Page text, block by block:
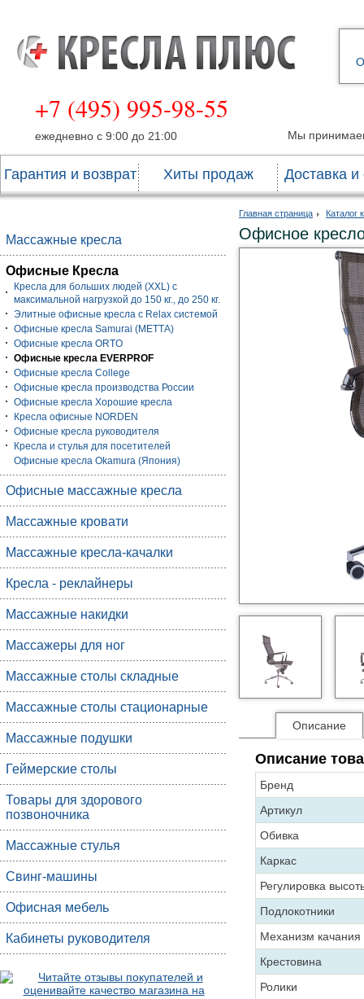
+7 (495) 995-98-55
ежедневно с 9:00 до 21:00 Мы
Гарантия и возврат Хиты продаж Доставка и
Массажные кресла
Офисные Кресла
Кресла для больших людей (XXL) с
максимальной нагрузкой до 150 кг., до 250 кг.
Элитные офисные кресла с Relax системой
Офисные кресла Samurai (МЕТТА)
Офисные кресла ORTO
Офисные кресла EVERPROF
Офисные кресла College
Офисные кресла производства России
Офисные кресла Хорошие кресла
Кресла офисные NORDEN
Офисные кресла руководителя
Кресла и стулья для посетителей
Офисные кресла Okamura (Япония)
Офисные массажные кресла
Массажные кровати
Массажные кресла-качалки
Кресла - реклайнеры
Массажные накидки
Массажеры для ног
Массажные столы складные
Массажные столы стационарные
Массажные подушки
Геймерские столы
Товары для здорового
позвоночника
Массажные стулья
Свинг-машины
Офисная мебель
Кабинеты руководителя
Главная страница Каталог
Офисное
Описание
Описание
Бренд
Артикул
Обивка
Каркас
Регулировка
Подлокотники
Механизм качания
Крестовина
Ролики